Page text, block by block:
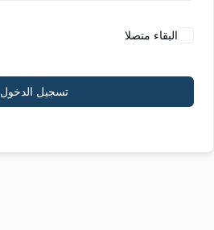
البقاء متصلا
تسجيل الدخول